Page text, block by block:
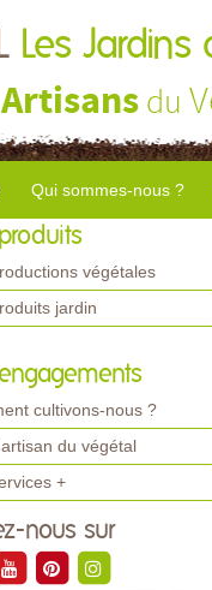
Les Jardins
Artisans du
Qui sommes-nous ?
produits
végétales
jardin
cultivons-nous ?
du végétal
+
nous sur